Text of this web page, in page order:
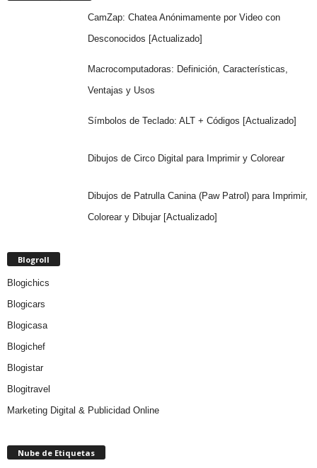
CamZap: Chatea Anónimamente por Video con
Desconocidos [Actualizado]
Macrocomputadoras: Definición, Características,
Ventajas y Usos
Símbolos de Teclado: ALT + Códigos [Actualizado]
Dibujos de Circo Digital para Imprimir y Colorear
Dibujos de Patrulla Canina (Paw Patrol) para Imprimir,
Colorear y Dibujar [Actualizado]
Blogroll
Blogichics
Blogicars
Blogicasa
Blogichef
Blogistar
Blogitravel
Marketing Digital & Publicidad Online
Nube de Etiquetas